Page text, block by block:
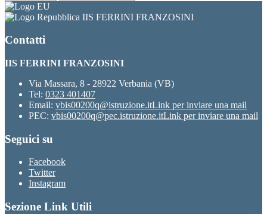
IIS FERRINI FRANZOSINI
Contatti
IIS FERRINI FRANZOSINI
Via Massara, 8 - 28922 Verbania (VB)
Tel: 0323 401407
Email: vbis00200q@istruzione.itLink per inviare una mail
PEC: vbis00200q@pec.istruzione.itLink per inviare una mail
Seguici su
Facebook
Twitter
Instagram
Sezione Link Utili